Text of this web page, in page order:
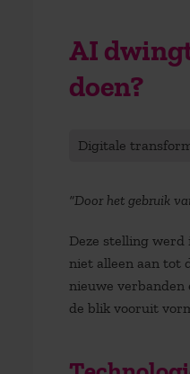
AI
doen?
Digitale
“Door het gebruik
Deze stelling werd
niet alleen aan tot
nieuwe verbanden
de blik vooruit